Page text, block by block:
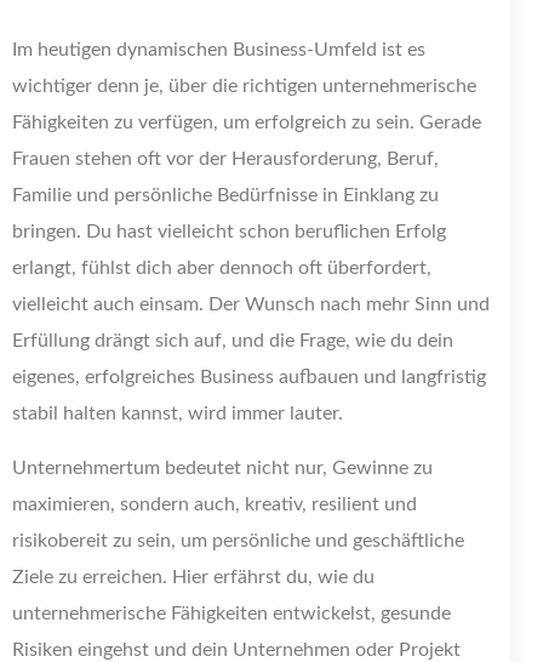
Im heutigen dynamischen Business-Umfeld ist es
wichtiger denn je, über die richtigen unternehmerische
Fähigkeiten zu verfügen, um erfolgreich zu sein. Gerade
Frauen stehen oft vor der Herausforderung, Beruf,
Familie und persönliche Bedürfnisse in Einklang zu
bringen. Du hast vielleicht schon beruflichen Erfolg
erlangt, fühlst dich aber dennoch oft überfordert,
vielleicht auch einsam. Der Wunsch nach mehr Sinn und
Erfüllung drängt sich auf, und die Frage, wie du dein
eigenes, erfolgreiches Business aufbauen und langfristig
stabil halten kannst, wird immer lauter.
Unternehmertum bedeutet nicht nur, Gewinne zu
maximieren, sondern auch, kreativ, resilient und
risikobereit zu sein, um persönliche und geschäftliche
Ziele zu erreichen. Hier erfährst du, wie du
unternehmerische Fähigkeiten entwickelst, gesunde
Risiken eingehst und dein Unternehmen oder Projekt